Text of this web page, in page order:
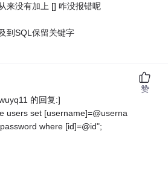
来没有加上 [] 咋没报错呢
到SQL保留关键字
的回复:]
users set [username]=@userna
where [id]=@id";
赞